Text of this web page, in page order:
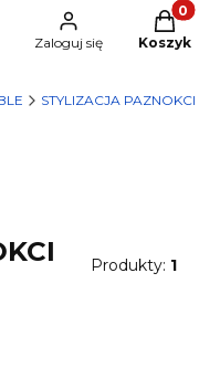
Zaloguj się Koszyk
STYLIZACJA PAZNOKCI
Produkty: 1